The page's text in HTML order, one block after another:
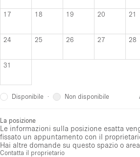
17 18 19 20 21
24 25 26 27 28
31
Disponibile · Non disponibile
La posizione
Le informazioni sulla posizione esatta
fissato un appuntamento con il
Hai altre domande su questo spazio o
Contatta il proprietario